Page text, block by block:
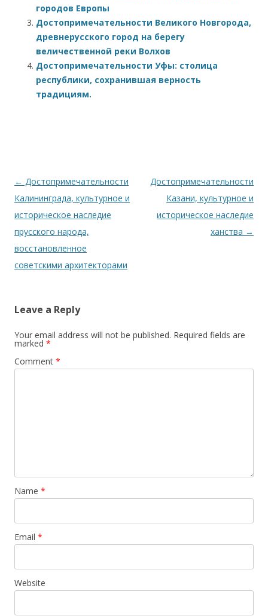
городов Европы
Достопримечательности Великого Новгорода,
древнерусского город на берегу
величественной реки Волхов
Достопримечательности Уфы: столица
республики, сохранившая верность
традициям.
Post navigation
← Достопримечательности
Калининграда, культурное и
историческое наследие
прусского народа,
восстановленное
советскими архитекторами
Достопримечательности
Казани, культурное и
историческое наследие
ханства →
Leave a Reply
Your email address will not be published. Required fields are
marked *
Comment *
Name *
Email *
Website